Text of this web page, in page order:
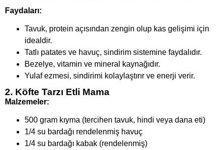
Faydaları:
Tavuk, protein açısından zengin olup kas gelişimi için
idealdir.
Tatlı patates ve havuç, sindirim sistemine faydalıdır.
Bezelye, vitamin ve mineral kaynağıdır.
Yulaf ezmesi, sindirimi kolaylaştırır ve enerji verir.
2. Köfte Tarzı Etli Mama
Malzemeler:
500 gram kıyma (tercihen tavuk, hindi veya dana eti)
1/4 su bardağı rendelenmiş havuç
1/4 su bardağı kabak (rendelenmiş)